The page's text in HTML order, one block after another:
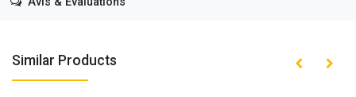
Similar Products